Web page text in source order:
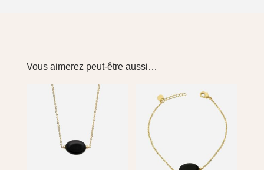
Vous aimerez peut-être aussi…